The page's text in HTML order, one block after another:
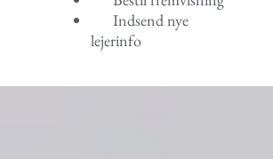
Indsend nye
lejerinfo